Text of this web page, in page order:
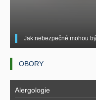
Jak nebezpečné mohou
OBORY
Alergologie